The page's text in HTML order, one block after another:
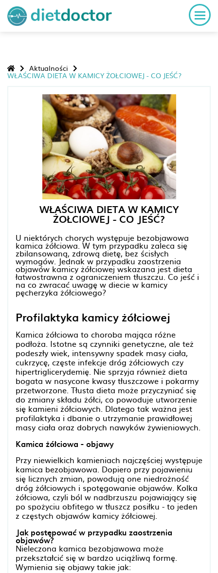
Aktualności
WŁAŚCIWA DIETA W KAMICY ŻOŁCIOWEJ - CO JEŚĆ?
WŁAŚCIWA DIETA W KAMICY
ŻOŁCIOWEJ - CO JEŚĆ?
U niektórych chorych występuje bezobjawowa
kamica żółciowa. W tym przypadku zaleca się
zbilansowaną, zdrową dietę, bez ścisłych
wymogów. Jednak w przypadku zaostrzenia
objawów kamicy żółciowej wskazana jest dieta
łatwostrawna z ograniczeniem tłuszczu. Co jeść i
na co zwracać uwagę w diecie w kamicy
pęcherzyka żółciowego?
Profilaktyka kamicy żółciowej
Kamica żółciowa to choroba mająca różne
podłoża. Istotne są czynniki genetyczne, ale też
podeszły wiek, intensywny spadek masy ciała,
cukrzycę, częste infekcje dróg żółciowych czy
hipertriglicerydemię. Nie sprzyja również dieta
bogata w nasycone kwasy tłuszczowe i pokarmy
przetworzone. Tłusta dieta może przyczyniać się
do zmiany składu żółci, co powoduje utworzenie
się kamieni żółciowych. Dlatego tak ważna jest
profilaktyka i dbanie o utrzymanie prawidłowej
masy ciała oraz dobrych nawyków żywieniowych.
Kamica żółciowa - objawy
Przy niewielkich kamieniach najczęściej występuje
kamica bezobjawowa. Dopiero przy pojawieniu
się licznych zmian, powodują one niedrożność
dróg żółciowych i spotęgowanie objawów. Kolka
żółciowa, czyli ból w nadbrzuszu pojawiający się
po spożyciu obfitego w tłuszcz posiłku - to jeden
z częstych objawów kamicy żółciowej.
Jak postępować w przypadku zaostrzenia
objawów?
Nieleczona kamica bezobjawowa może
przekształcić się w bardzo uciążliwą formę.
Wymienia się objawy takie jak: